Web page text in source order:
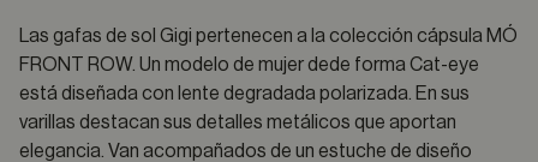
Las gafas de sol Gigi pertenecen a la colección cápsula MÓ
FRONT ROW. Un modelo de mujer dede forma Cat-eye
está diseñada con lente degradada polarizada. En sus
varillas destacan sus detalles metálicos que aportan
elegancia. Van acompañados de un estuche de diseño